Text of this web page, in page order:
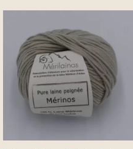
produit
a
plusieurs
variations.
Les
options